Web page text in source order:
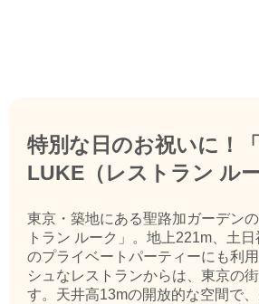
特別な日のお祝いに！
LUKE（レストラン ルー
東京・築地にある聖路加ガーデン
トラン ルーク」。地上221m、土
のプライベートパーティーにも利
シュなレストランからは、東京の
す。天井高13mの開放的な空間で